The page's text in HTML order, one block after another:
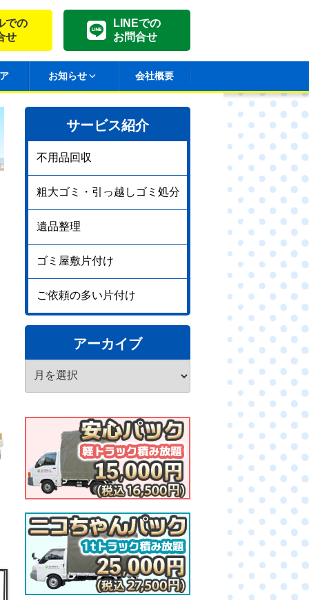
での
せ
LINEでの
お問合せ
お知らせ 会社概要
サービス紹介
不用品回収
粗大ゴミ・引っ越しゴミ処分
遺品整理
ゴミ屋敷片付け
ご依頼の多い片付け
アーカイブ